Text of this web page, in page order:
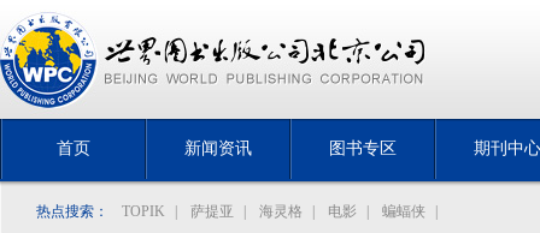
首页 新闻资讯 图书专区 期刊中心
热点搜索： TOPIK 萨提亚 海灵格 电影 蝙蝠侠